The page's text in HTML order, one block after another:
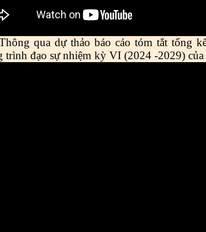
qua dự thảo báo cáo tóm tắt tổng
trình đạo sự nhiệm kỳ VI (2024 -2029)